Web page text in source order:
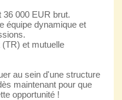
36 000 EUR brut.
équipe dynamique et
et mutuelle
au sein d'une structure
maintenant pour que
opportunité !